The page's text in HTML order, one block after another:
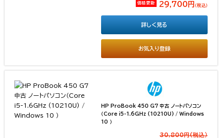
価格更新 29,700円 （税込）
お気入り登録
詳しく見る
HP ProBook 450 G7 中古 ノートパソコン
（Core i5-1.6GHz (10210U) / Windows
10 ）
30,800円(税込）